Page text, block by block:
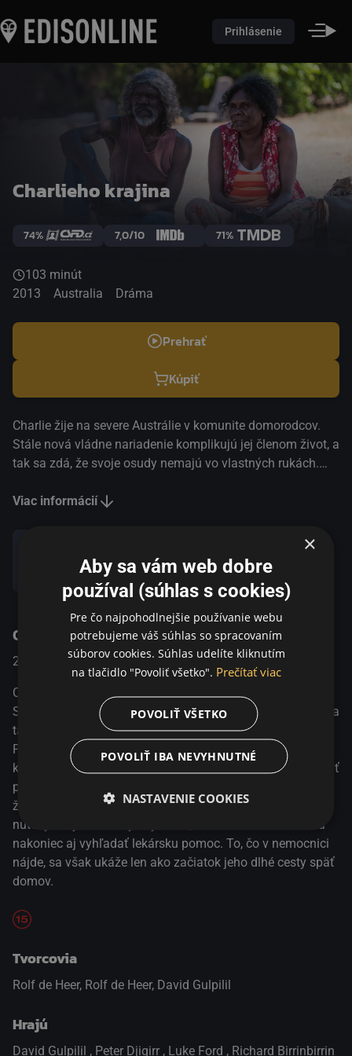
Prihlásenie
Charlieho krajina
74% 7,0/10 71%
103 minút
2013
Australia Dráma
Prehrať
Kúpiť
Charlie žije na severe Austrálie v komunite domorodcov.
Stále nová vládne nariadenie komplikujú jej členom život, a
tak sa zdá, že svoje osudy nemajú vo vlastných rukách.
kopije, nemá čím loviť. Preto sa vydá do buše, kde hodlá žiť
živlami, ale aj s vlastným starnúcom telom. Čoskoro je
nútený svoj súkromný boj vzdať, vrátiť sa do civilizácie a
nakoniec aj vyhľadať lekársku pomoc. To, čo v nemocnici
nájde, sa však ukáže len ako začiatok jeho dlhé cesty späť
Viac informácií
O programe
2013 Australia Dráma
Charlie žije na severe Austrálie v komunite domorodcov.
Stále nová vládne nariadenie komplikujú jej členom život, a
tak sa zdá, že svoje osudy nemajú vo vlastných rukách.
Potom, čo Charliemu zabaví zbraň a ručne vyrezávané
kopije, nemá čím loviť. Preto sa vydá do buše, kde hodlá žiť
postarom. Musia však "bojovať" nielen s prírodnými
živlami, ale aj s vlastným starnúcom telom. Čoskoro je
nútený svoj súkromný boj vzdať, vrátiť sa do civilizácie a
nakoniec aj vyhľadať lekársku pomoc. To, čo v nemocnici
nájde, sa však ukáže len ako začiatok jeho dlhé cesty späť
domov.
Tvorcovia
Rolf de Heer, Rolf de Heer, David Gulpilil
Hrajú
David Gulpilil , Peter Djigirr , Luke Ford , Richard Birrinbirrin
×
Aby sa vám web dobre
používal (súhlas s cookies)
Pre čo najpohodlnejšie používanie webu
potrebujeme váš súhlas so spracovaním
súborov cookies. Súhlas udelíte kliknutím
na tlačidlo "Povoliť všetko". Prečítať viac
POVOLIŤ VŠETKO
POVOLIŤ IBA NEVYHNUTNÉ
NASTAVENIE COOKIES